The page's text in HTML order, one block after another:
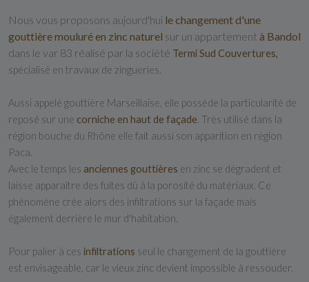
Nous vous proposons aujourd'hui le changement d'une
gouttière mouluré en zinc naturel sur un appartement à Bandol
dans le var 83 réalisé par la société Termi Sud Couvertures,
spécialisé en travaux de zingueries.
Aussi appelé gouttière Marseillaise, elle possède la particularité de
reposé sur une corniche en haut de façade . Très utilisé dans la
région bouche du Rhône elle fait aussi son apparition en région
Paca.
Avec le temps les anciennes gouttières en zinc se dégradent et
laisse apparaître des fuites dû à la porosité du matériaux. Ce
phénomène crée alors des infiltrations sur la façade mais
également derrière le mur d'habitation.
Pour palier à ces infiltrations seul le changement de la gouttière
est envisageable, car le vieux zinc devient impossible à ressouder.